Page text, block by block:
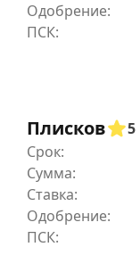
Одобрение:
Плисков
5
Срок:
Сумма:
Ставка:
Одобрение: